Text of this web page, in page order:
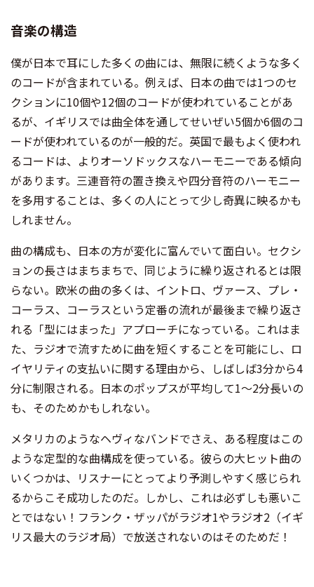
音楽の構造
僕が日本で耳にした多くの曲には、無限に続くような多く
のコードが含まれている。例えば、日本の曲では1つのセ
クションに10個や12個のコードが使われていることがあ
るが、イギリスでは曲全体を通してせいぜい5個か6個のコ
ードが使われているのが一般的だ。英国で最もよく使われ
るコードは、よりオーソドックスなハーモニーである傾向
があります。三連音符の置き換えや四分音符のハーモニー
を多用することは、多くの人にとって少し奇異に映るかも
しれません。
曲の構成も、日本の方が変化に富んでいて面白い。セクシ
ョンの長さはまちまちで、同じように繰り返されるとは限
らない。欧米の曲の多くは、イントロ、ヴァース、プレ・
コーラス、コーラスという定番の流れが最後まで繰り返さ
れる「型にはまった」アプローチになっている。これはま
た、ラジオで流すために曲を短くすることを可能にし、ロ
イヤリティの支払いに関する理由から、しばしば3分から4
分に制限される。日本のポップスが平均して1〜2分長いの
も、そのためかもしれない。
メタリカのようなヘヴィなバンドでさえ、ある程度はこの
ような定型的な曲構成を使っている。彼らの大ヒット曲の
いくつかは、リスナーにとってより予測しやすく感じられ
るからこそ成功したのだ。しかし、これは必ずしも悪いこ
とではない！フランク・ザッパがラジオ1やラジオ2（イギ
リス最大のラジオ局）で放送されないのはそのためだ！